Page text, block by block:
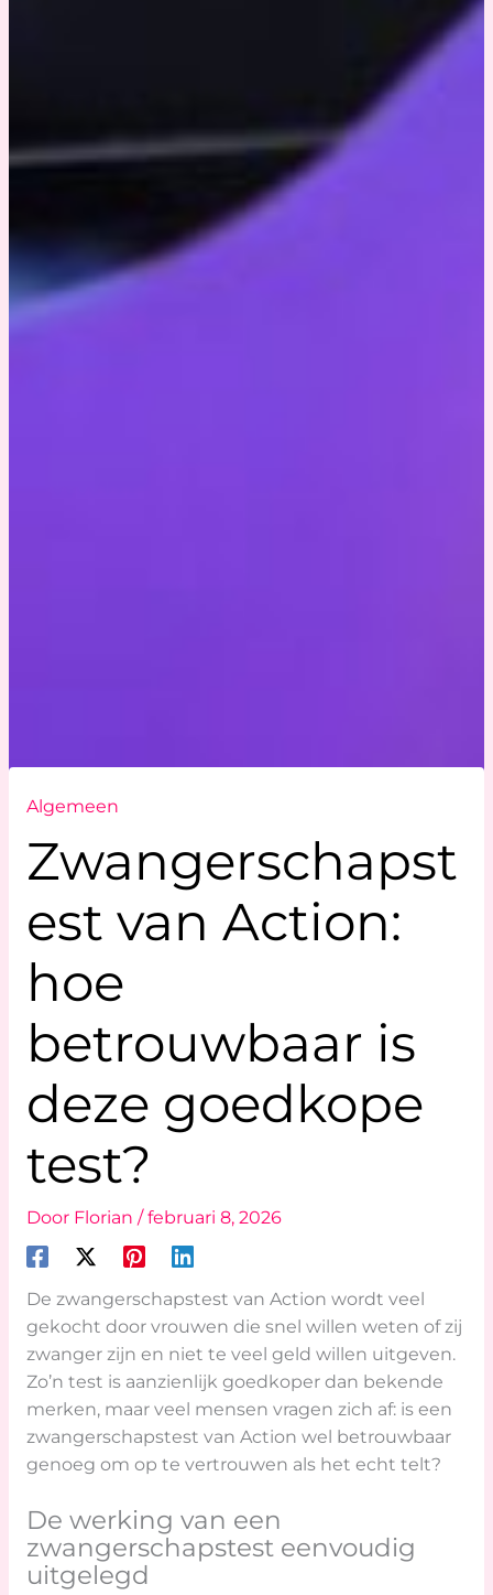
Algemeen
Zwangerschapst
est van Action:
hoe
betrouwbaar is
deze goedkope
test?
Door Florian /februari 8, 2026
De zwangerschapstest van Action wordt veel
gekocht door vrouwen die snel willen weten of zij
zwanger zijn en niet te veel geld willen uitgeven.
Zo’n test is aanzienlijk goedkoper dan bekende
merken, maar veel mensen vragen zich af: is een
zwangerschapstest van Action wel betrouwbaar
genoeg om op te vertrouwen als het echt telt?
De werking van een
zwangerschapstest eenvoudig
uitgelegd